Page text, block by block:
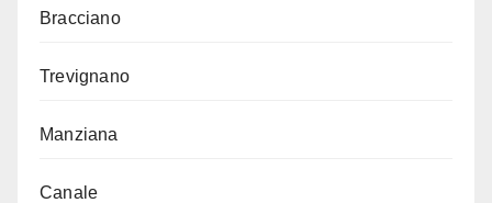
Bracciano
Trevignano
Manziana
Canale